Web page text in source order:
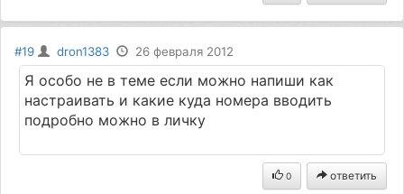
#19 dron1383 26 февраля 2012
Я особо не в теме если можно напиши как
настраивать и какие куда номера вводить
подробно можно в личку
0 ответить